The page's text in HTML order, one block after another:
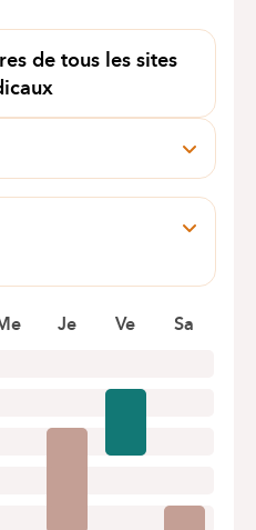
de tous les sites
téléphone
37
Je Ve Sa